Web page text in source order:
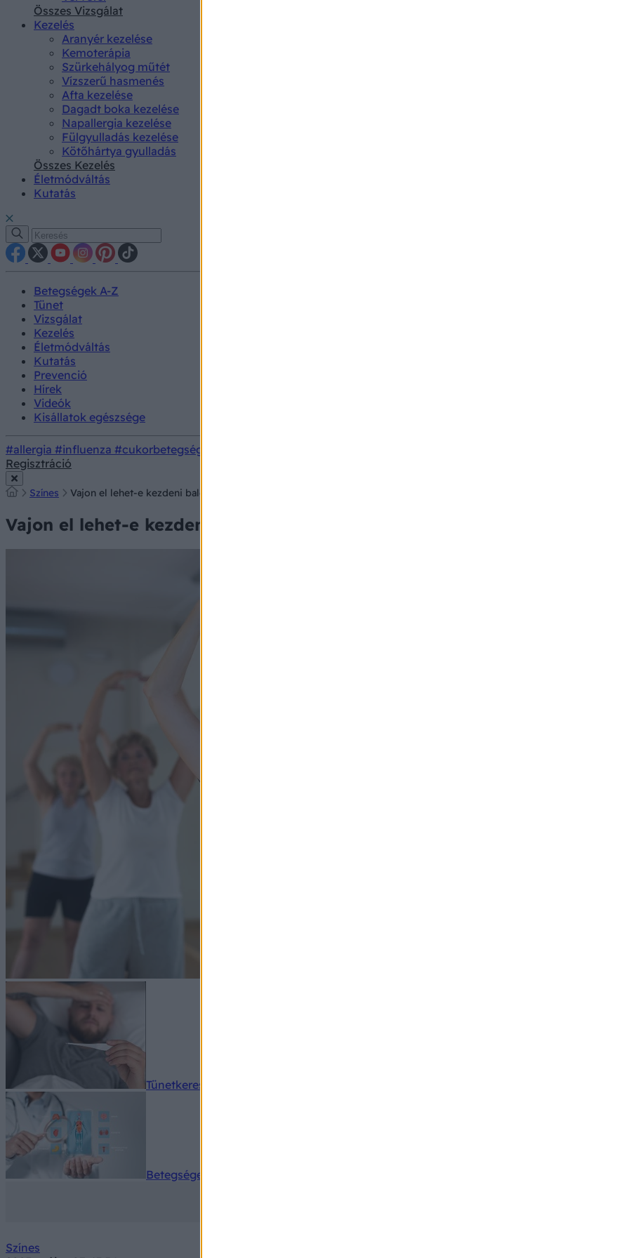
Összes Vizsgálat
Kezelés
Aranyér kezelése
Kemoterápia
Szürkehályog műtét
Vízszerű hasmenés
Afta kezelése
Dagadt boka kezelése
Napallergia kezelése
Fülgyulladás kezelése
Kötőhártya gyulladás
Összes Kezelés
Életmódváltás
Kutatás
Betegségek A-Z
Tünet
Vizsgálat
Kezelés
Életmódváltás
Kutatás
Prevenció
Hírek
Videók
Kisállatok egészsége
#allergia #influenza #cukorbetegség
Regisztráció
Színes Vajon el lehet-e kezdeni balettozni felnőttként? Mire számítson?
Vajon el lehet-e kezdeni balettozni felnőttként? Mire számítson?
Tünetkereső
Betegségek A-Z
Színes